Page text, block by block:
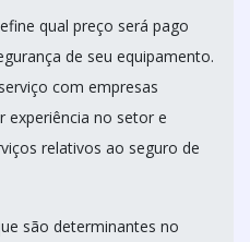
qual preço será pago
de seu equipamento.
com empresas
experiência no setor e
relativos ao seguro de
são determinantes no